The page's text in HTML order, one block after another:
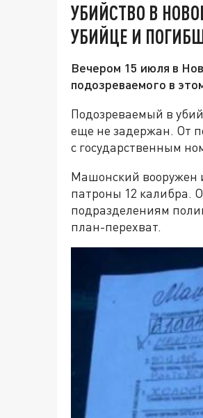
УБИЙСТВО В
УБИЙЦЕ И
Вечером 15 июля в
подозреваемого в
Подозреваемый в
еще не задержан. От
с государственным
Машонский вооружен
патроны 12 калибра.
подразделениям
план-перехват.